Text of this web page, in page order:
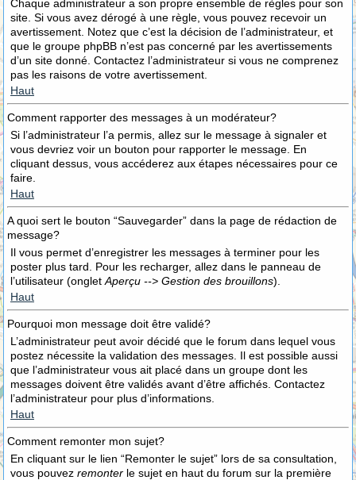
Chaque administrateur a son propre ensemble de règles pour son
site. Si vous avez dérogé à une règle, vous pouvez recevoir un
avertissement. Notez que c’est la décision de l’administrateur, et
que le groupe phpBB n’est pas concerné par les avertissements
d’un site donné. Contactez l’administrateur si vous ne comprenez
pas les raisons de votre avertissement.
Haut
Comment rapporter des messages à un modérateur?
Si l’administrateur l’a permis, allez sur le message à signaler et
vous devriez voir un bouton pour rapporter le message. En
cliquant dessus, vous accéderez aux étapes nécessaires pour ce
faire.
Haut
A quoi sert le bouton “Sauvegarder” dans la page de rédaction de
message?
Il vous permet d’enregistrer les messages à terminer pour les
poster plus tard. Pour les recharger, allez dans le panneau de
l’utilisateur (onglet Aperçu --> Gestion des brouillons).
Haut
Pourquoi mon message doit être validé?
L’administrateur peut avoir décidé que le forum dans lequel vous
postez nécessite la validation des messages. Il est possible aussi
que l’administrateur vous ait placé dans un groupe dont les
messages doivent être validés avant d’être affichés. Contactez
l’administrateur pour plus d’informations.
Haut
Comment remonter mon sujet?
En cliquant sur le lien “Remonter le sujet” lors de sa consultation,
vous pouvez remonter le sujet en haut du forum sur la première